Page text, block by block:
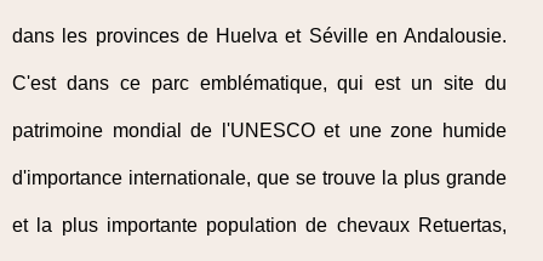
dans les provinces de Huelva et Séville en Andalousie.
C'est dans ce parc emblématique, qui est un site du
patrimoine mondial de l'UNESCO et une zone humide
d'importance internationale, que se trouve la plus grande
et la plus importante population de chevaux Retuertas,